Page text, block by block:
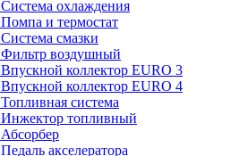
Система охлаждения
Помпа и термостат
Система смазки
Фильтр воздушный
Впускной коллектор EURO 3
Впускной коллектор EURO 4
Топливная система
Инжектор топливный
Абсорбер
Педаль акселератора